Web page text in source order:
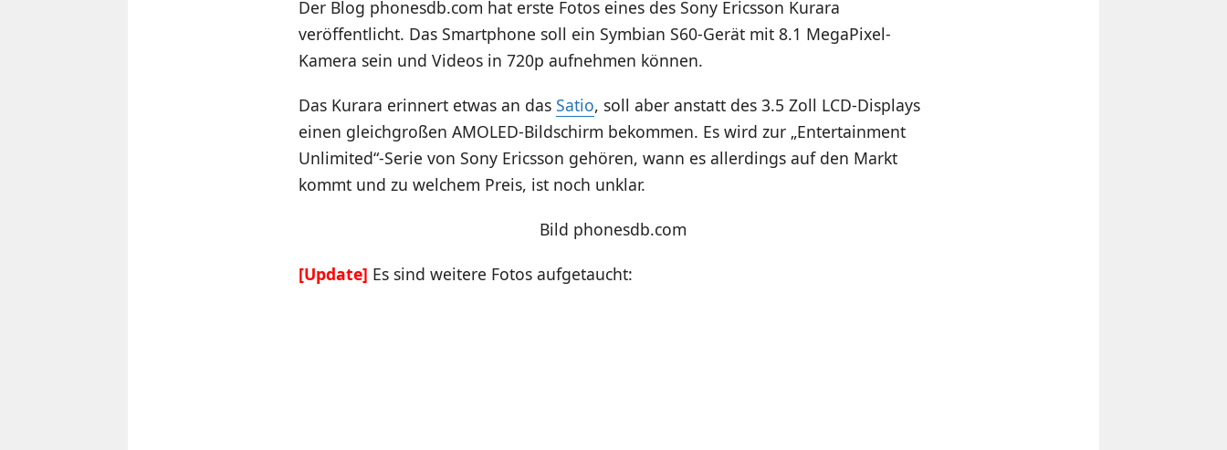
Der Blog phonesdb.com hat erste Fotos eines des Sony Ericsson Kurara
veröffentlicht. Das Smartphone soll ein Symbian S60-Gerät mit 8.1 MegaPixel-
Kamera sein und Videos in 720p aufnehmen können.
Das Kurara erinnert etwas an das Satio, soll aber anstatt des 3.5 Zoll LCD-Displays
einen gleichgroßen AMOLED-Bildschirm bekommen. Es wird zur„Entertainment
Unlimited“-Serie von Sony Ericsson gehören, wann es allerdings auf den Markt
kommt und zu welchem Preis, ist noch unklar.
Bild phonesdb.com
[Update] Es sind weitere Fotos aufgetaucht: